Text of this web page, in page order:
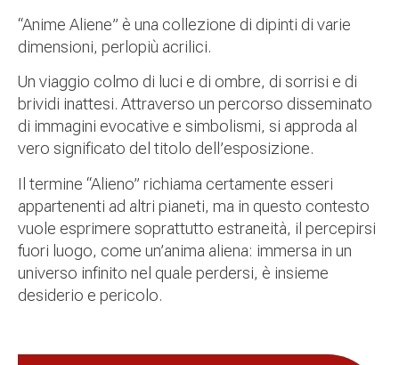
“Anime Aliene” è una collezione di dipinti di varie
dimensioni, perlopiù acrilici.
Un viaggio colmo di luci e di ombre, di sorrisi e di
brividi inattesi. Attraverso un percorso disseminato
di immagini evocative e simbolismi, si approda al
vero significato del titolo dell’esposizione.
Il termine “Alieno” richiama certamente esseri
appartenenti ad altri pianeti, ma in questo contesto
vuole esprimere soprattutto estraneità, il percepirsi
fuori luogo, come un’anima aliena: immersa in un
universo infinito nel quale perdersi, è insieme
desiderio e pericolo.